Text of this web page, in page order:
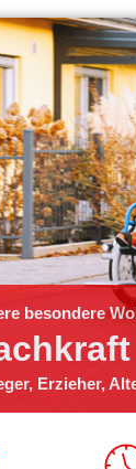
besondere
Erzieher,